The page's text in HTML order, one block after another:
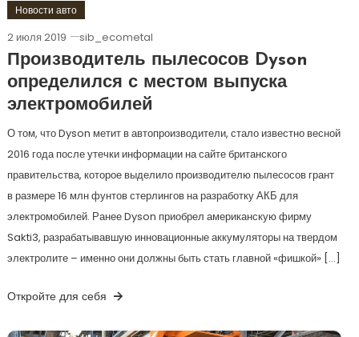
Новости авто
2 июля 2019 sib_ecometal
Производитель пылесосов Dyson
определился с местом выпуска
электромобилей
О том, что Dyson метит в автопроизводители, стало известно весной
2016 года после утечки информации на сайте британского
правительства, которое выделило производителю пылесосов грант
в размере 16 млн фунтов стерлингов на разработку АКБ для
электромобилей. Ранее Dyson приобрел американскую фирму
Sakti3, разрабатывавшую инновационные аккумуляторы на твердом
электролите – именно они должны быть стать главной «фишкой» […]
Откройте для себя